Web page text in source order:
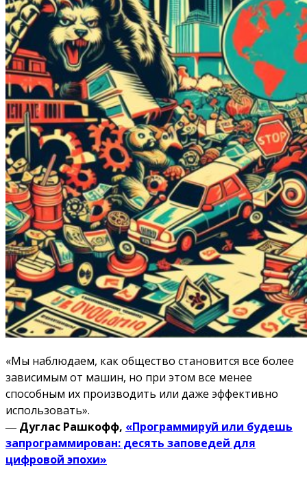
«Мы наблюдаем, как общество становится все более
зависимым от машин, но при этом все менее
способным их производить или даже эффективно
использовать».
― Дуглас Рашкофф, «Программируй или будешь
запрограммирован: десять заповедей для
цифровой эпохи»